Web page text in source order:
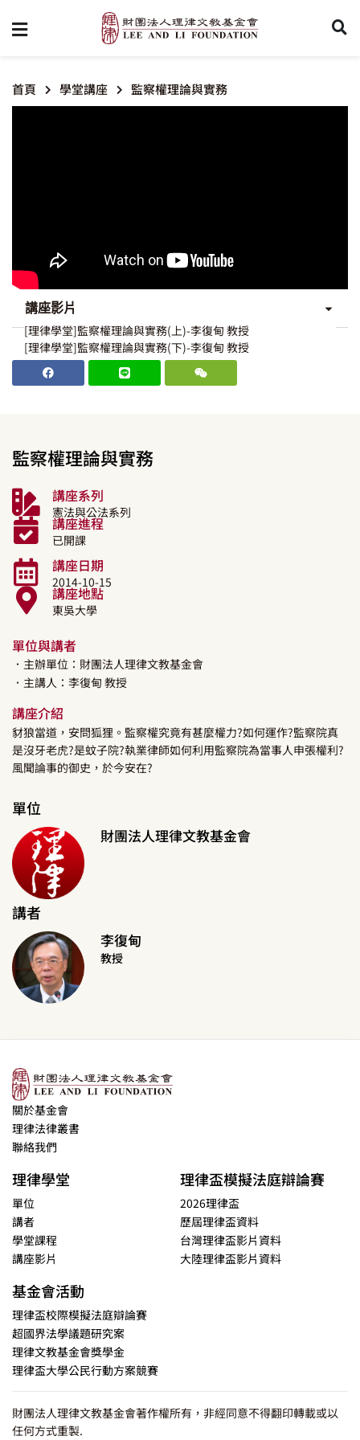
首頁 學堂講座 監察權理論與實務
講座影片
[理律學堂]監察權理論與實務(上)-李復甸 教授
[理律學堂]監察權理論與實務(下)-李復甸 教授
監察權理論與實務
講座系列
憲法與公法系列
講座進程
已開課
講座日期
2014-10-15
講座地點
東吳大學
單位與講者
．主辦單位：財團法人理律文教基金會
．主講人： 李復甸 教授
講座介紹
豺狼當道，安問狐狸。監察權究竟有甚麼權力?如何運作?監察院真
是沒牙老虎?是蚊子院?執業律師如何利用監察院為當事人申張權利?
風聞論事的御史，於今安在?
單位
財團法人理律文教基金會
講者
李復甸
教授
關於基金會
理律法律叢書
聯絡我們
理律學堂
單位
講者
學堂課程
講座影片
理律盃模擬法庭辯論賽
2026理律盃
歷屆理律盃資料
台灣理律盃影片資料
大陸理律盃影片資料
基金會活動
理律盃校際模擬法庭辯論賽
超國界法學議題研究案
理律文教基金會獎學金
理律盃大學公民行動方案競賽
財團法人理律文教基金會著作權所有，非經同意不得翻印轉載或以
任何方式重製.